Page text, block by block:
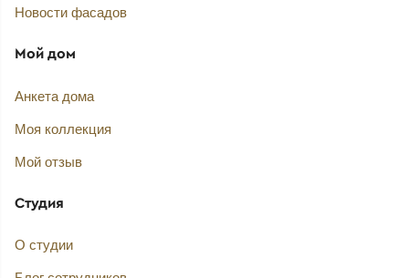
Новости фасадов
Мой дом
Анкета дома
Моя коллекция
Мой отзыв
Студия
О студии